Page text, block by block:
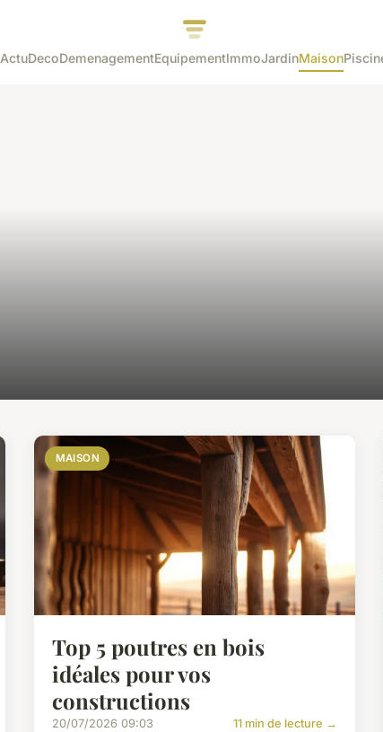
ActuDecoDemenagementEquipementImmoJardinMaison
MAISON
Top 5 poutres en bois
idéales pour vos
constructions
20/07/2026 09:03 11 min de lecture →